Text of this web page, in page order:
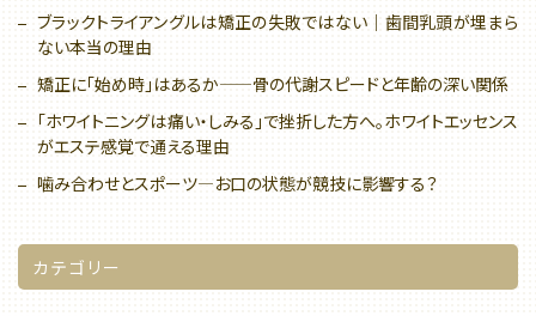
ブラックトライアングルは矯正の失敗ではない｜歯間乳頭が埋まら
ない本当の理由
矯正に「始め時」はあるか——骨の代謝スピードと年齢の深い関係
「ホワイトニングは痛い・しみる」で挫折した方へ。ホワイトエッセンス
がエステ感覚で通える理由
噛み合わせとスポーツ—お口の状態が競技に影響する？
カテゴリー